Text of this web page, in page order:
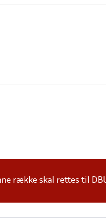
række skal rettes til